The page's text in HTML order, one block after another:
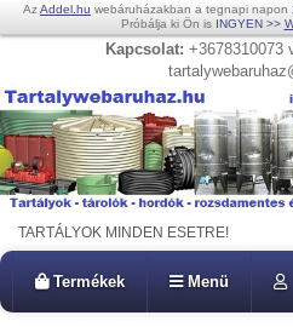
AzAddel.hu webáruházakban a tegnapi napon
Próbálja ki Ön is INGYEN >>
Kapcsolat: +3678310073
TARTÁLYOK MINDEN ESETRE!
Termékek Menü